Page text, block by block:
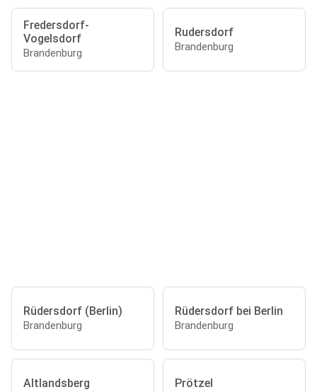
Fredersdorf-
Vogelsdorf
Brandenburg
Rudersdorf
Brandenburg
Rüdersdorf (Berlin)
Brandenburg
Rüdersdorf bei Berlin
Brandenburg
Altlandsberg Prötzel